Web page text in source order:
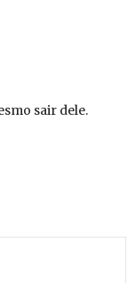
sair dele.